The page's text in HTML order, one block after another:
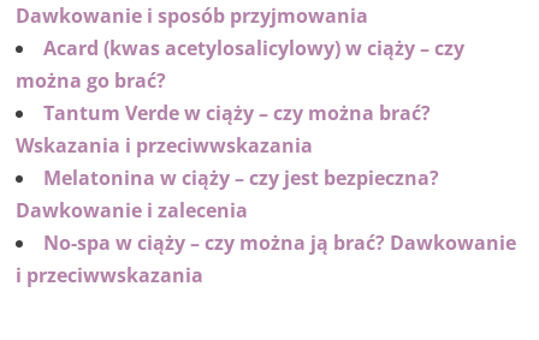
Dawkowanie i sposób przyjmowania
Acard (kwas acetylosalicylowy) w ciąży – czy
można go brać?
Tantum Verde w ciąży – czy można brać?
Wskazania i przeciwwskazania
Melatonina w ciąży – czy jest bezpieczna?
Dawkowanie i zalecenia
No-spa w ciąży – czy można ją brać? Dawkowanie
i przeciwwskazania